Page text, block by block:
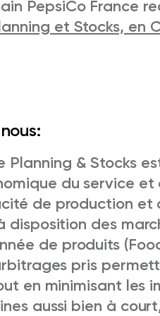
PepsiCo France
et Stocks, en
Planning & Stocks
du service
de production
disposition des
de produits
pris
en minimisant les
aussi bien à